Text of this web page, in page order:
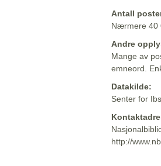
Antall
Nærmere 40
Andre
Mange av
emneord.
Datakilde:
Senter for
http://